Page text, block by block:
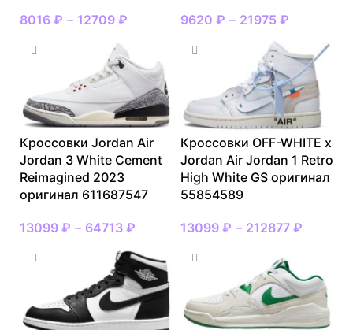
8016 ₽ – 12709 ₽ 9620 ₽ – 21975 ₽
Кроссовки Jordan Air
Jordan 3 White Cement
Reimagined 2023
оригинал 611687547
13099 ₽ – 64713 ₽
Кроссовки OFF-WHITE x
Jordan Air Jordan 1 Retro
High White GS оригинал
55854589
13099 ₽ – 212877 ₽